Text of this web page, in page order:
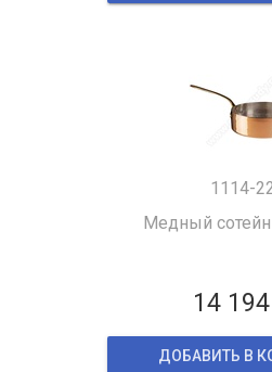
1114-
Медный
14 194
ДОБАВИТЬ В